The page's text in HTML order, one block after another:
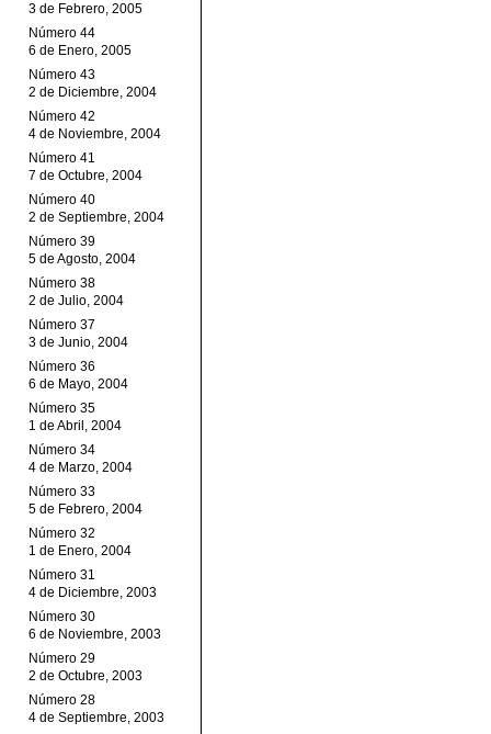
3 de Febrero, 2005
Número 44
6 de Enero, 2005
Número 43
2 de Diciembre, 2004
Número 42
4 de Noviembre, 2004
Número 41
7 de Octubre, 2004
Número 40
2 de Septiembre, 2004
Número 39
5 de Agosto, 2004
Número 38
2 de Julio, 2004
Número 37
3 de Junio, 2004
Número 36
6 de Mayo, 2004
Número 35
1 de Abril, 2004
Número 34
4 de Marzo, 2004
Número 33
5 de Febrero, 2004
Número 32
1 de Enero, 2004
Número 31
4 de Diciembre, 2003
Número 30
6 de Noviembre, 2003
Número 29
2 de Octubre, 2003
Número 28
4 de Septiembre, 2003